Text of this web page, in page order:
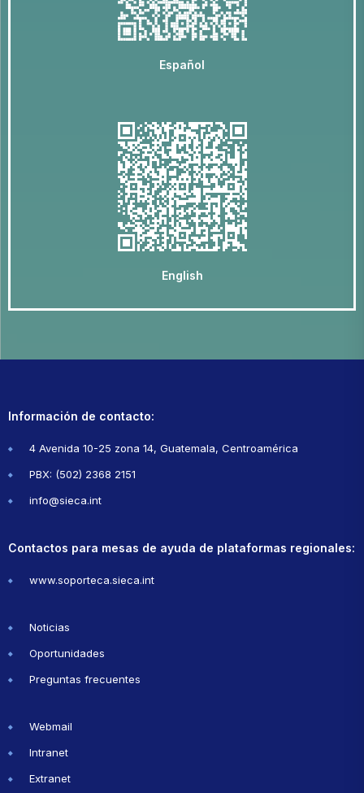
Español
English
Información de contacto:
4 Avenida 10-25 zona 14, Guatemala, Centroamérica
PBX: (502) 2368 2151
info@sieca.int
Contactos para mesas de ayuda de plataformas regionales:
www.soporteca.sieca.int
Noticias
Oportunidades
Preguntas frecuentes
Webmail
Intranet
Extranet